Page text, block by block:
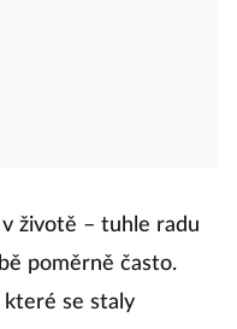
životě – tuhle radu
poměrně často.
které se staly